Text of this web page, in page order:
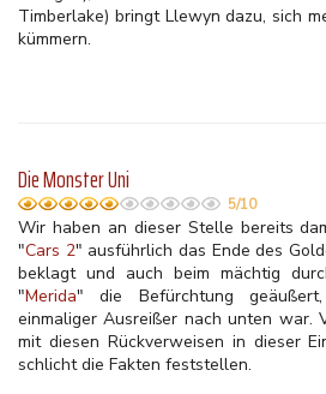
Timberlake) bringt Llewyn dazu, sich
kümmern.
Die Monster Uni
5/10
Wir haben an dieser Stelle bereits
"Cars 2" ausführlich das Ende des
beklagt und auch beim mächtig
"Merida" die Befürchtung
einmaliger Ausreißer nach unten war.
mit diesen Rückverweisen in dieser
schlicht die Fakten feststellen.